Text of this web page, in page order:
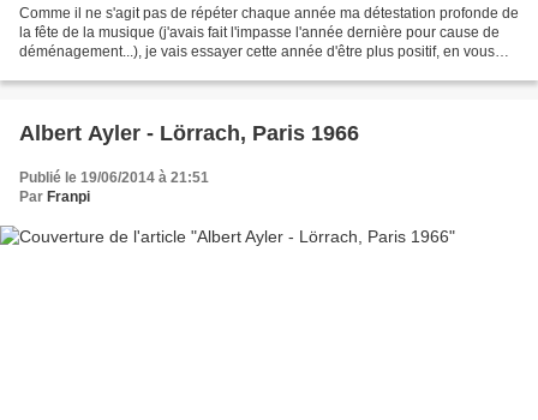
Comme il ne s'agit pas de répéter chaque année ma détestation profonde de
la fête de la musique (j'avais fait l'impasse l'année dernière pour cause de
déménagement...), je vais essayer cette année d'être plus positif, en vous
Albert Ayler - Lörrach, Paris 1966
Publié le 19/06/2014 à 21:51
Par Franpi